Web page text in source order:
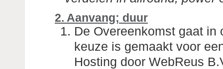
2. Aanvang; duur
De Overeenkomst gaat in
keuze is gemaakt voor
Hosting door WebReus